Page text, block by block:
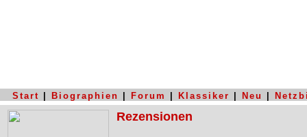
Start Biographien Forum Klassiker Neu
Rezensionen